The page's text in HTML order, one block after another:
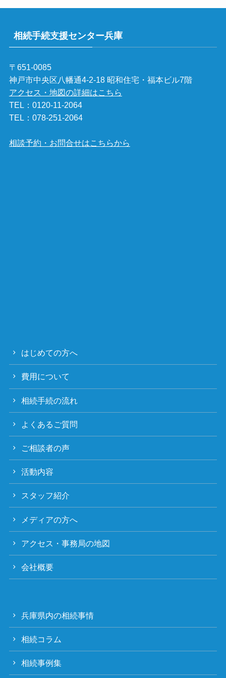
相続手続支援センター兵庫
〒651-0085
神戸市中央区八幡通4-2-18 昭和住宅・福本ビル7階
アクセス・地図の詳細はこちら
TEL： 0120-11-2064
TEL： 078-251-2064
相談予約・お問合せはこちらから
はじめての方へ
費用について
相続手続の流れ
よくあるご質問
ご相談者の声
活動内容
スタッフ紹介
メディアの方へ
アクセス・事務局の地図
会社概要
兵庫県内の相続事情
相続コラム
相続事例集